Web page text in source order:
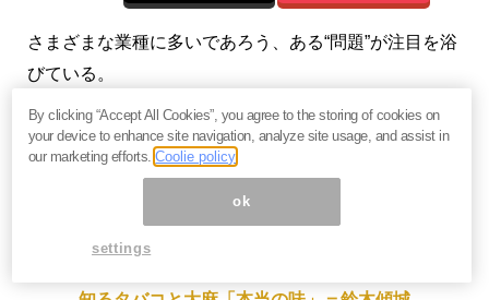
さまざまな業種に多いであろう、ある“問題”が注目を浴
びている。
話題となっているのは、フリーランスとして働く業務
系システムエンジニアのかなめ＠
@kaname150225 ）さんのツイートだ。
By clicking “Accept All Cookies”, you agree to the storing of cookies on
your device to enhance site navigation, analyze site usage, and assist in
our marketing efforts.Coolie policy
ok
settings